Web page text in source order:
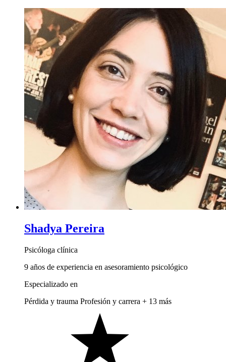
Shadya Pereira
Psicóloga clínica
9 años de experiencia en asesoramiento psicológico
Especializado en
Pérdida y trauma Profesión y carrera + 13 más